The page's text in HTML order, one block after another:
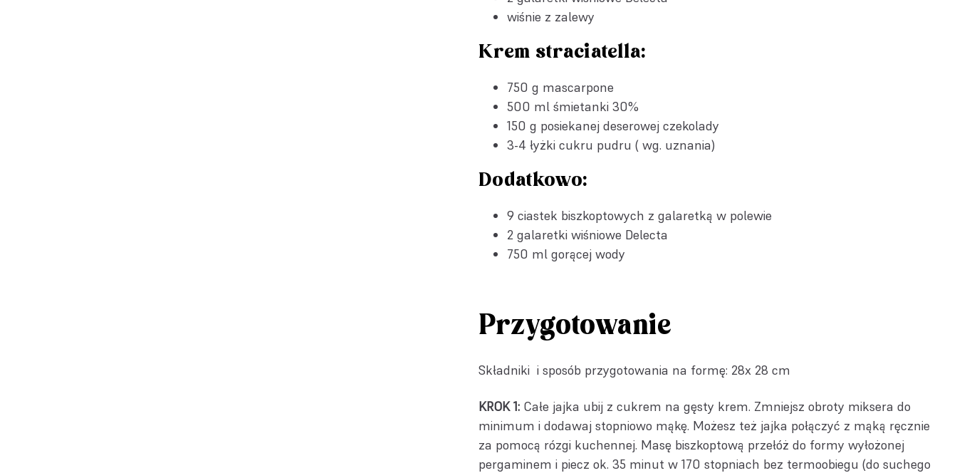
wiśnie z zalewy
Krem straciatella:
750 g mascarpone
500 ml śmietanki 30%
150 g posiekanej deserowej czekolady
3-4 łyżki cukru pudru ( wg. uznania)
Dodatkowo:
9 ciastek biszkoptowych z galaretką w polewie
2 galaretki wiśniowe Delecta
750 ml gorącej wody
Przygotowanie
Składniki i sposób przygotowania na formę: 28x 28 cm
KROK 1: Całe jajka ubij z cukrem na gęsty krem. Zmniejsz obroty miksera do
minimum i dodawaj stopniowo mąkę. Możesz też jajka połączyć z mąką ręcznie
za pomocą rózgi kuchennej. Masę biszkoptową przełóż do formy wyłożonej
pergaminem i piecz ok. 35 minut w 170 stopniach bez termoobiegu (do suchego